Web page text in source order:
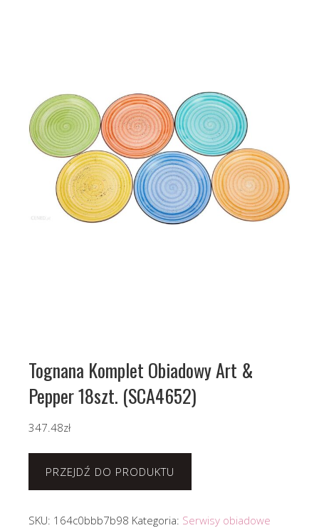
Tognana Komplet Obiadowy Art &
Pepper 18szt. (SCA4652)
347.48zł
PRZEJDŹ DO PRODUKTU
SKU: 164c0bbb7b98 Kategoria: Serwisy obiadowe